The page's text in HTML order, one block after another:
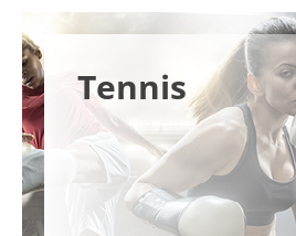
Tennis